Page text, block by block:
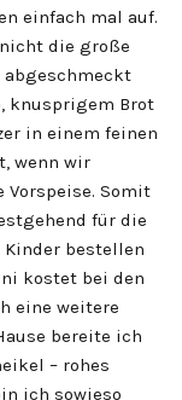
einfach mal auf.
die große
abgeschmeckt
knusprigem Brot
in einem feinen
wenn wir
Vorspeise. Somit
für die
Kinder bestellen
kostet bei den
eine weitere
bereite ich
– rohes
ich sowieso